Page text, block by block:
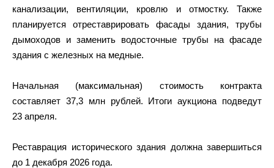
канализации, вентиляции, кровлю и отмостку. Также
планируется отреставрировать фасады здания, трубы
дымоходов и заменить водосточные трубы на фасаде
здания с железных на медные.
Начальная (максимальная) стоимость контракта
составляет 37,3 млн рублей. Итоги аукциона подведут
23 апреля.
Реставрация исторического здания должна завершиться
до 1 декабря 2026 года.